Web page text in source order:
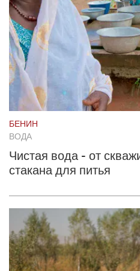
БЕНИН
ВОДА
Чистая вода - от
стакана для питья